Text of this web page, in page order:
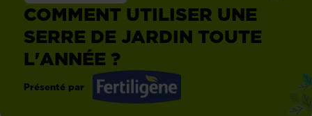
COMMENT UTILISER UNE
SERRE DE JARDIN TOUTE
L'ANNÉE ?
Présenté par